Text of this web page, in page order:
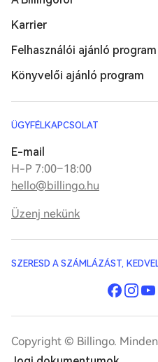
ÜGYFÉLKAPCSOLAT
E-mail
H-P 7:00–18:00
hello@billingo.hu
Üzenj nekünk
Karrier
Felhasználói ajánló program
Könyvelői ajánló program
SZERESD A SZÁMLÁZÁST,
Copyright © Billingo.